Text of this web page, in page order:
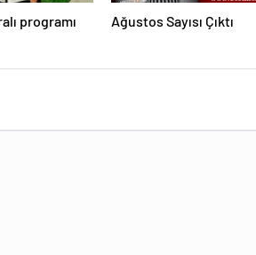
programı
Ağustos Sayısı Çıktı